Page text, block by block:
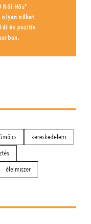
Hős”
nőket
és pozitív
kereskedelem
élelmiszer